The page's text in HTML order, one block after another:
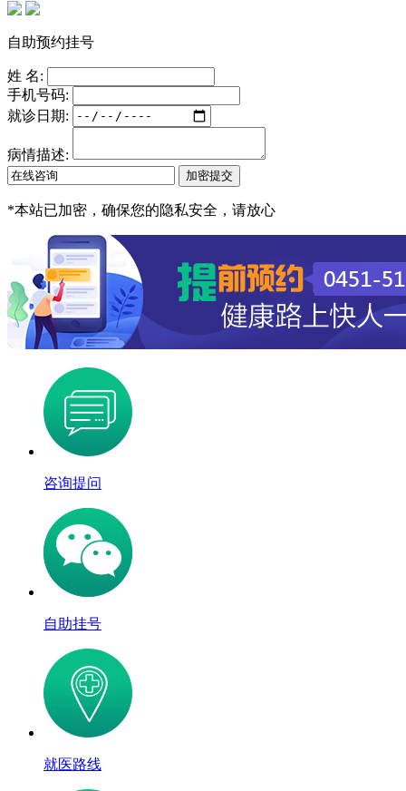
自助预约挂号
姓 名:
手机号码:
就诊日期:
病情描述:
*本站已加密，确保您的隐私安全，请放心
咨询提问
自助挂号
就医路线